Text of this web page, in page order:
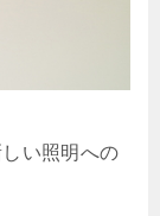
い照明への